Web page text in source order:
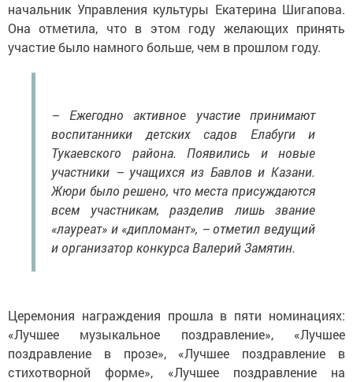
начальник Управления культуры Екатерина Шигапова.
Она отметила, что в этом году желающих принять
участие было намного больше, чем в прошлом году.
– Ежегодно активное участие принимают
воспитанники детских садов Елабуги и
Тукаевского района. Появились и новые
участники – учащихся из Бавлов и Казани.
Жюри было решено, что места присуждаются
всем участникам, разделив лишь звание
«лауреат» и «дипломант», – отметил ведущий
и организатор конкурса Валерий Замятин.
Церемония награждения прошла в пяти номинациях:
«Лучшее музыкальное поздравление», «Лучшее
поздравление в прозе», «Лучшее поздравление в
стихотворной форме», «Лучшее поздравление на